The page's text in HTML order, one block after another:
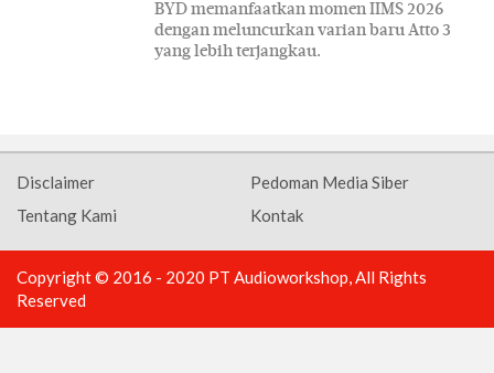
BYD memanfaatkan momen IIMS 2026
dengan meluncurkan varian baru Atto 3
yang lebih terjangkau.
Disclaimer
Tentang Kami
Pedoman Media Siber
Kontak
Copyright © 2016 - 2020 PT Audioworkshop, All Rights
Reserved